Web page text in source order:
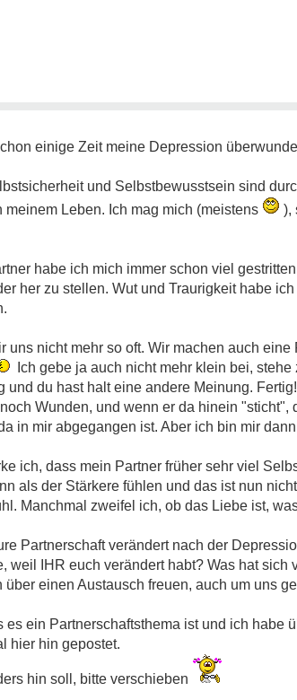
einige Zeit meine Depression
und Selbstbewusstsein sind
meinem Leben. Ich mag mich (meistens
),
habe ich mich immer schon viel
her zu stellen. Wut und Traurigkeit habe
uns nicht mehr so oft. Wir machen auch
Ich gebe ja auch nicht mehr klein bei,
und du hast halt eine andere Meinung. Fertig!
Wunden, und wenn er da hinein
in mir abgegangen ist. Aber ich bin mir
ich, dass mein Partner früher sehr viel
als der Stärkere fühlen und das ist nun
Manchmal zweifel ich, ob das Liebe ist,
Partnerschaft verändert nach der
weil IHR euch verändert habt? Was hat sich
über einen Austausch freuen, auch um uns
es ein Partnerschaftsthema ist und ich
hier hin gepostet.
hin soll, bitte verschieben